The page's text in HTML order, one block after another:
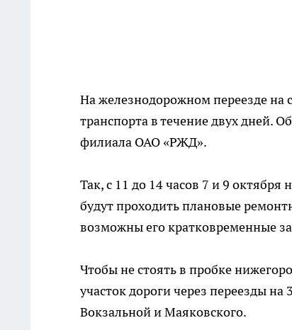
На железнодорожном переезде на
транспорта в течение двух дней.
филиала ОАО «РЖД».
Так, с 11 до 14 часов 7 и 9
будут проходить плановые
возможны его кратковременные
Чтобы не стоять в пробке
участок дороги через переезды на
Вокзальной и Маяковского.